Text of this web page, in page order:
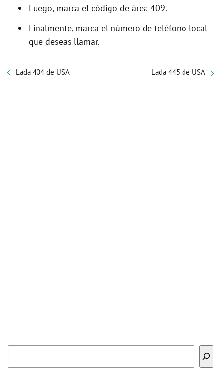
Luego, marca el código de área 409.
Finalmente, marca el número de teléfono local
que deseas llamar.
Lada 404 de USA Lada 445 de USA